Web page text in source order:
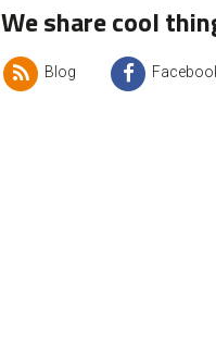
We share cool
Blog